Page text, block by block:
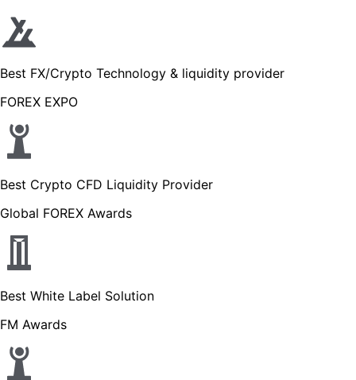
Best FX/Crypto Technology & liquidity provider
FOREX EXPO
Best Crypto CFD Liquidity Provider
Global FOREX Awards
Best White Label Solution
FM Awards